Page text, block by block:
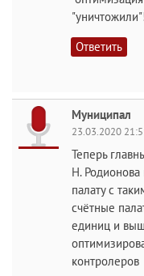
Ответить
Муниципал
23.03.2020
Теперь
Н.
палату с
счётные
единиц и
контролеров